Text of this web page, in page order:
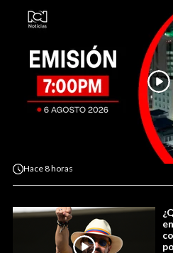
Hace8 horas